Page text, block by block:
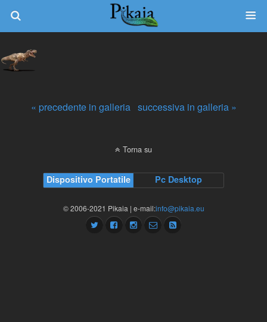
« precedente in galleria successiva in galleria »
Torna su
Dispositivo Portatile Pc Desktop
© 2006-2021 Pikaia | e-mail:info@pikaia.eu